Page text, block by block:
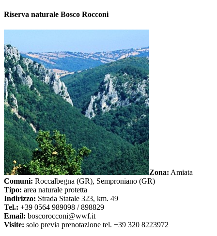
Riserva naturale Bosco Rocconi
Zona: Amiata
Comuni: Roccalbegna (GR), Semproniano (GR)
Tipo: area naturale protetta
Indirizzo: Strada Statale 323, km. 49
Tel.: +39 0564 989098 / 898829
Email: boscorocconi@wwf.it
Visite: solo previa prenotazione tel. +39 320 8223972